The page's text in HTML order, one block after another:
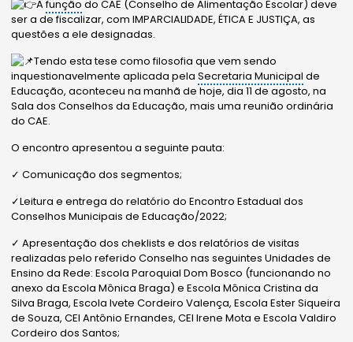
Afunção do CAE (Conselho de Alimentação Escolar) deve
ser a de fiscalizar, com IMPARCIALIDADE, ÉTICA E JUSTIÇA, as
questões a ele designadas.
Tendo esta tese como filosofia que vem sendo
inquestionavelmente aplicada pelaSecretaria Municipal de
Educação, aconteceu na manhã de hoje, dia 11 de agosto, na
Sala dos Conselhos da Educação, mais uma reunião ordinária
do CAE.
O encontro apresentou a seguinte pauta:
✓Comunicação dos segmentos;
✓Leitura e entrega do relatório do Encontro Estadual dos
Conselhos Municipais de Educação/2022;
✓ Apresentação dos cheklists e dos relatórios de visitas
realizadas pelo referido Conselho nas seguintes Unidades de
Ensino da Rede: Escola Paroquial Dom Bosco (funcionando no
anexo da Escola Mônica Braga) e Escola Mônica Cristina da
Silva Braga, Escola Ivete Cordeiro Valença, Escola Ester Siqueira
de Souza, CEI Antônio Ernandes, CEI Irene Mota e Escola Valdiro
Cordeiro dos Santos;